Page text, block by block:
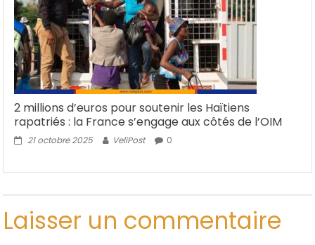
2 millions d’euros pour soutenir les Haïtiens
rapatriés : la France s’engage aux côtés de l’OIM
21 octobre 2025 VeliPost 0
Laisser un commentaire